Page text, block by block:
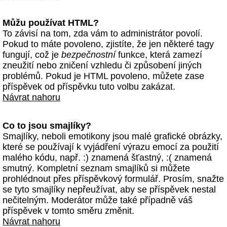
Můžu používat HTML?
To závisí na tom, zda vám to administrátor povolí.
Pokud to máte povoleno, zjistíte, že jen některé tagy
fungují, což je bezpečnostnífunkce, která zamezí
zneužití nebo zničení vzhledu či způsobení jiných
problémů. Pokud je HTML povoleno, můžete zase
příspěvek od příspěvku tuto volbu zakázat.
Návrat nahoru
Co to jsou smajlíky?
Smajlíky, neboli emotikony jsou malé grafické obrázky,
které se používají k vyjádření výrazu emocí za použití
malého kódu, např. :) znamená šťastný, :( znamená
smutný. Kompletní seznam smajlíků si můžete
prohlédnout přes příspěvkový formulář. Prosím, snažte
se tyto smajlíky nepřeužívat, aby se příspěvek nestal
nečitelným. Moderátor může také případně váš
příspěvek v tomto směru změnit.
Návrat nahoru